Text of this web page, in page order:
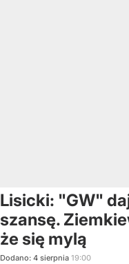
Lisicki: "GW"
szansę.
że się mylą
Dodano: 4 sierpnia 19:00